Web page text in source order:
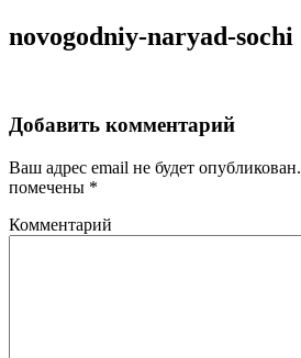
novogodniy-naryad-sochi
Добавить комментарий
Ваш адрес email не будет опубликован.
помечены *
Комментарий